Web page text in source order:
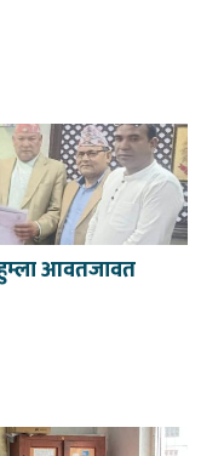
आवतजावत